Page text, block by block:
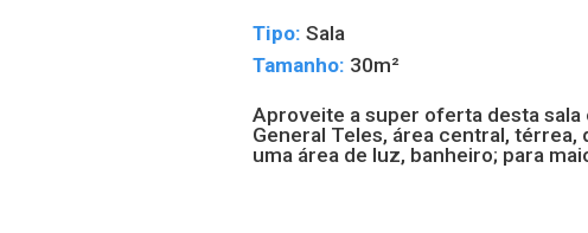
Tipo: Sala
Tamanho: 30m²
Aproveite a super oferta desta
General Teles, área central, térrea,
uma área de luz, banheiro; para